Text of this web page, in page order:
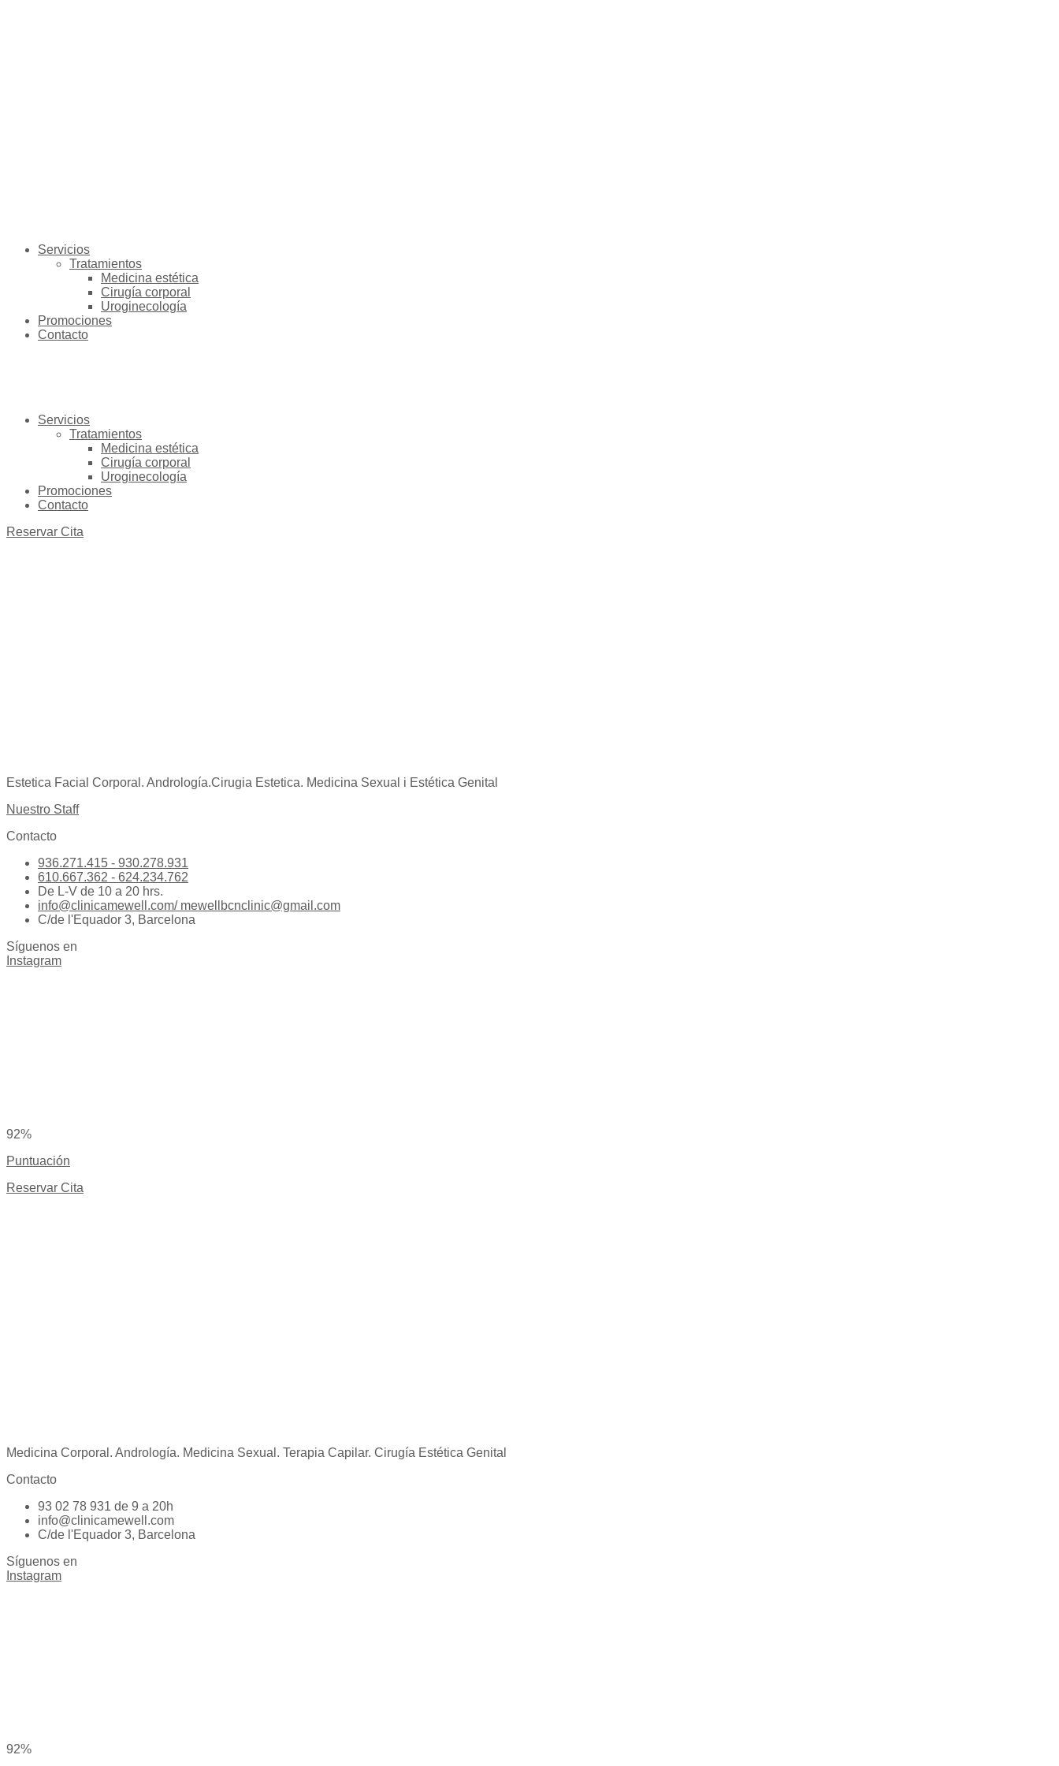
Servicios
Tratamientos
Medicina estética
Cirugía corporal
Uroginecología
Promociones
Contacto
Servicios
Tratamientos
Medicina estética
Cirugía corporal
Uroginecología
Promociones
Contacto
Reservar Cita
Estetica Facial Corporal. Andrología.Cirugia Estetica. Medicina Sexual i Estética Genital
Nuestro Staff
Contacto
936.271.415 - 930.278.931
610.667.362 - 624.234.762
De L-V de 10 a 20 hrs.
info@clinicamewell.com/ mewellbcnclinic@gmail.com
C/de l'Equador 3, Barcelona
Síguenos en
Instagram
92%
Puntuación
Reservar Cita
Medicina Corporal. Andrología. Medicina Sexual. Terapia Capilar. Cirugía Estética Genital
Contacto
93 02 78 931 de 9 a 20h
info@clinicamewell.com
C/de l'Equador 3, Barcelona
Síguenos en
Instagram
92%